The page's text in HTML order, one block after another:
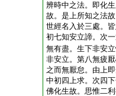
辨時中之法。即化
故。是上所知之法
世經名入於三處。
初七知安立諦。次
無有盡。生下非安
非安立。第八無疲
之而無厭怠。由上
中初四上求。次四
佛化生故。思惟二